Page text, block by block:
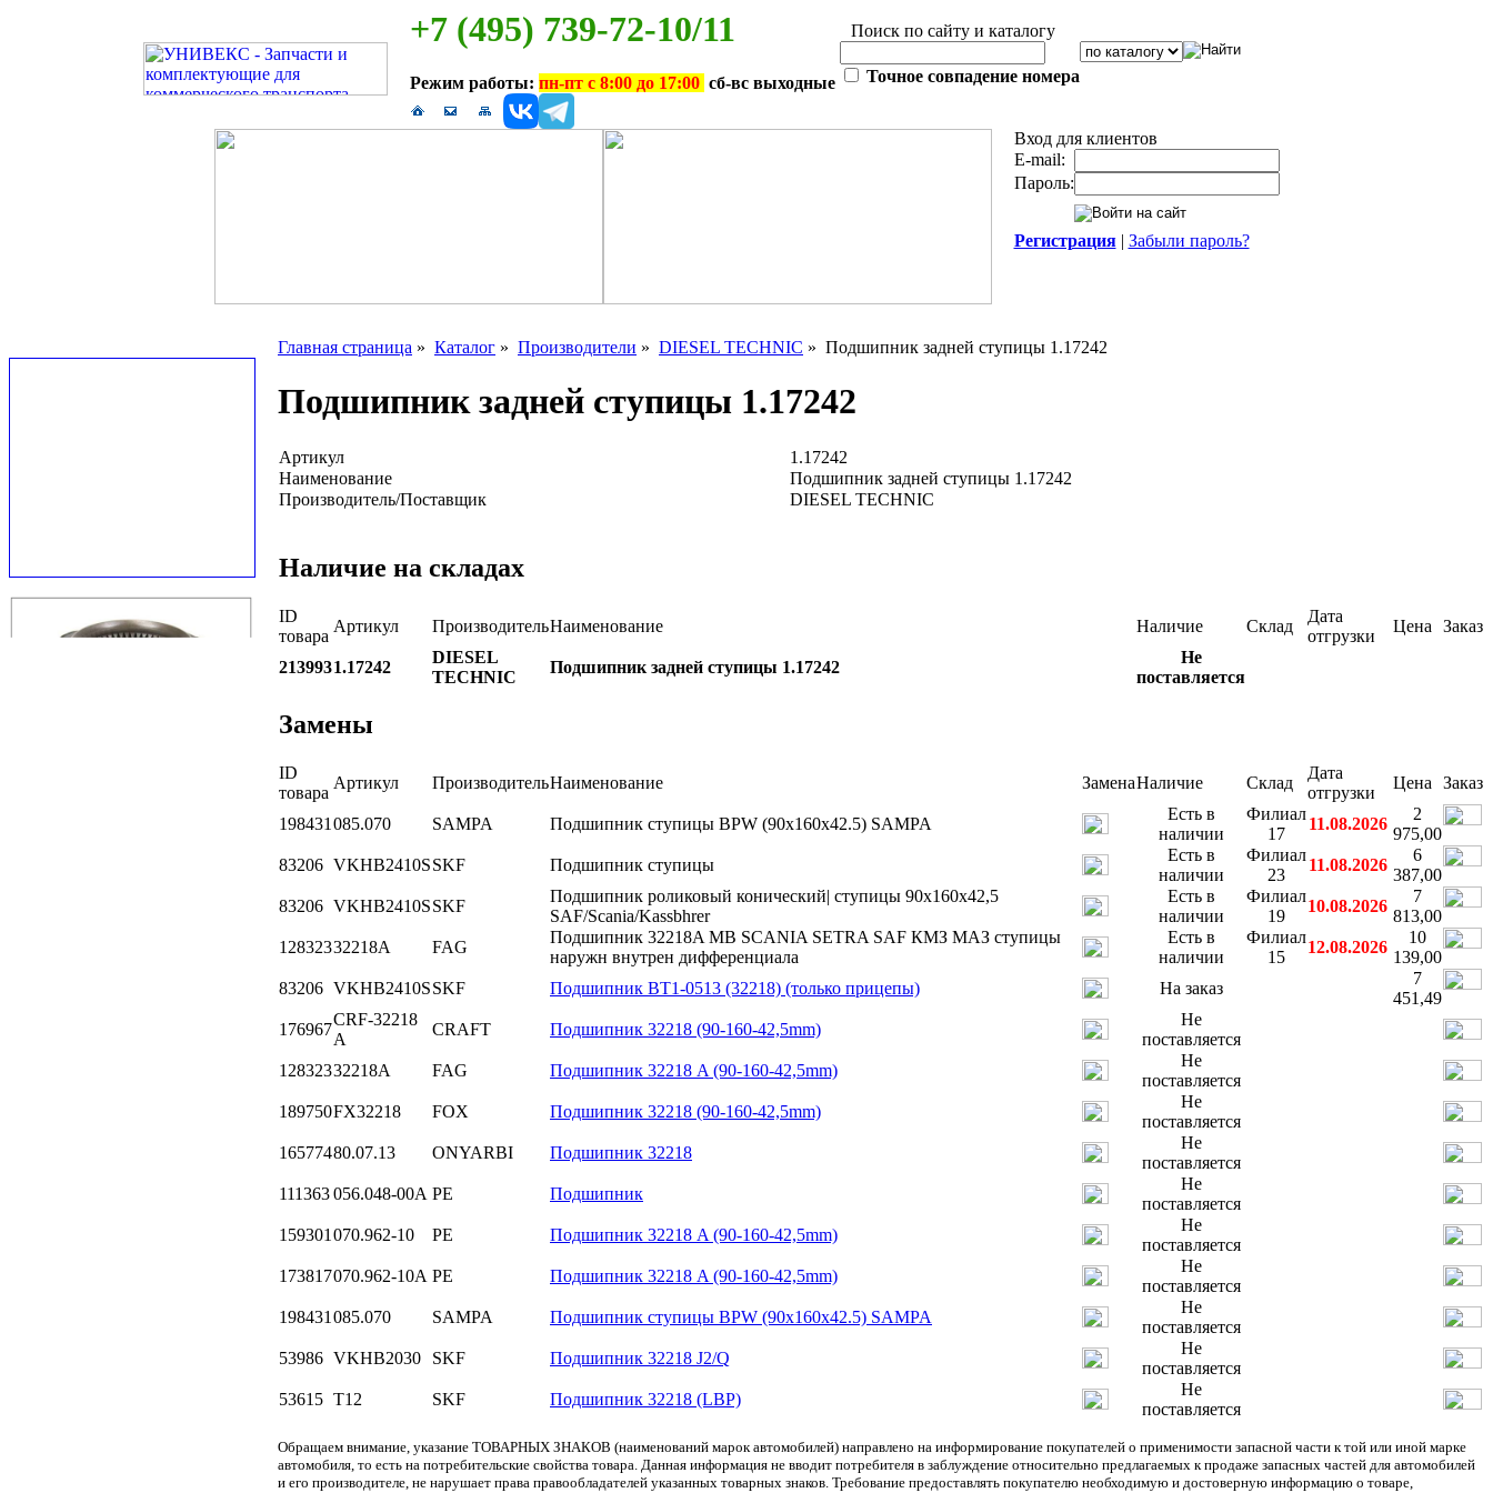
+7 (495) 739-72-10/11
Режим работы: пн-пт с 8:00 до 17:00 сб-вс выходные
Поиск по сайту и каталогу
Точное совпадение номера
Вход для клиентов
E-mail:
Пароль:
Регистрация| Забыли пароль?
Главная страница » Каталог » Производители » DIESEL TECHNIC » Подшипник задней ступицы 1.17242
Подшипник задней ступицы 1.17242
Артикул
1.17242
Наименование
Подшипник задней ступицы 1.17242
Производитель/Поставщик
DIESEL TECHNIC
Наличие на складах
ID
товара
Артикул ПроизводительНаименование Наличие Склад
Дата
отгрузки
Цена Заказ
2139931.17242
DIESEL
TECHNIC
Подшипник задней ступицы 1.17242
Не
поставляется
Замены
ID
товара
Артикул ПроизводительНаименование ЗаменаНаличие Склад
Дата
отгрузки
Цена Заказ
198431 085.070 SAMPA Подшипник ступицы BPW (90x160x42.5) SAMPA
Есть в
наличии
Филиал
17
11.08.2026
2
975,00
83206 VKHB2410SSKF Подшипник ступицы
Есть в
наличии
Филиал
23
11.08.2026
6
387,00
83206 VKHB2410SSKF
Подшипник роликовый конический| ступицы 90x160x42,5
SAF/Scania/Kassbhrer
Есть в
наличии
Филиал
19
10.08.2026
7
813,00
12832332218A FAG
Подшипник 32218A MB SCANIA SETRA SAF КМЗ МАЗ ступицы
наружн внутрен дифференциала
Есть в
наличии
Филиал
15
12.08.2026
10
139,00
83206 VKHB2410SSKF Подшипник BT1-0513 (32218) (только прицепы) На заказ
7
451,49
176967
CRF-32218
A
CRAFT Подшипник 32218 (90-160-42,5mm)
Не
поставляется
12832332218A FAG Подшипник 32218 A (90-160-42,5mm)
Не
поставляется
189750FX32218 FOX Подшипник 32218 (90-160-42,5mm)
Не
поставляется
16577480.07.13 ONYARBI Подшипник 32218
Не
поставляется
111363056.048-00A PE Подшипник
Не
поставляется
159301 070.962-10 PE Подшипник 32218 A (90-160-42,5mm)
Не
поставляется
173817070.962-10A PE Подшипник 32218 A (90-160-42,5mm)
Не
поставляется
198431 085.070 SAMPA Подшипник ступицы BPW (90x160x42.5) SAMPA
Не
поставляется
53986 VKHB2030 SKF Подшипник 32218 J2/Q
Не
поставляется
53615 T12 SKF Подшипник 32218 (LBP)
Не
поставляется
Обращаем внимание, указание ТОВАРНЫХ ЗНАКОВ (наименований марок автомобилей) направлено на информирование покупателей о применимости запасной части к той или иной марке
автомобиля, то есть на потребительские свойства товара. Данная информация не вводит потребителя в заблуждение относительно предлагаемых к продаже запасных частей для автомобилей
и его производителе, не нарушает права правообладателей указанных товарных знаков. Требование предоставлять покупателю необходимую и достоверную информацию о товаре,